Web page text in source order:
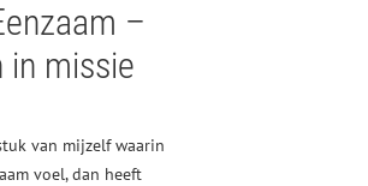
–
in missie
van mijzelf waarin
voel, dan heeft